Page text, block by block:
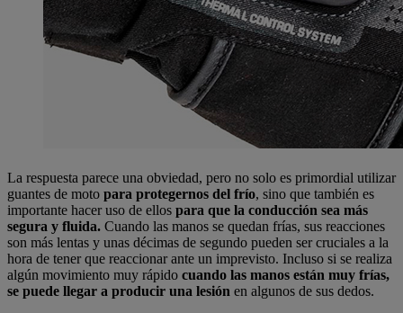
La respuesta parece una obviedad, pero no solo es primordial utilizar
guantes de moto para protegernos del frío, sino que también es
importante hacer uso de ellos para que la conducción sea más
segura y fluida. Cuando las manos se quedan frías, sus reacciones
son más lentas y unas décimas de segundo pueden ser cruciales a la
hora de tener que reaccionar ante un imprevisto. Incluso si se realiza
algún movimiento muy rápido cuando las manos están muy frías,
se puede llegar a producir una lesión en algunos de sus dedos.